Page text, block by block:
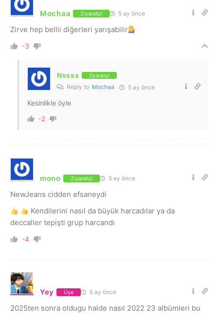
Mochaa Ziyaretçi 5 ay önce
Zirve hep bellii diğerleri yarışabilir
-3
Nssss Ziyaretçi
Reply to Mochaa 5 ay önce
Kesinlikle öyle
-2
mono Ziyaretçi 5 ay önce
NewJeans cidden efsaneydi
Kendilerini nasıl da büyük harcadılar ya da
deccaller tepişti grup harcandı
-4
Yey Üye 5 ay önce
2025ten sonra oldugu halde nasıl 2022 23 albümleri bu